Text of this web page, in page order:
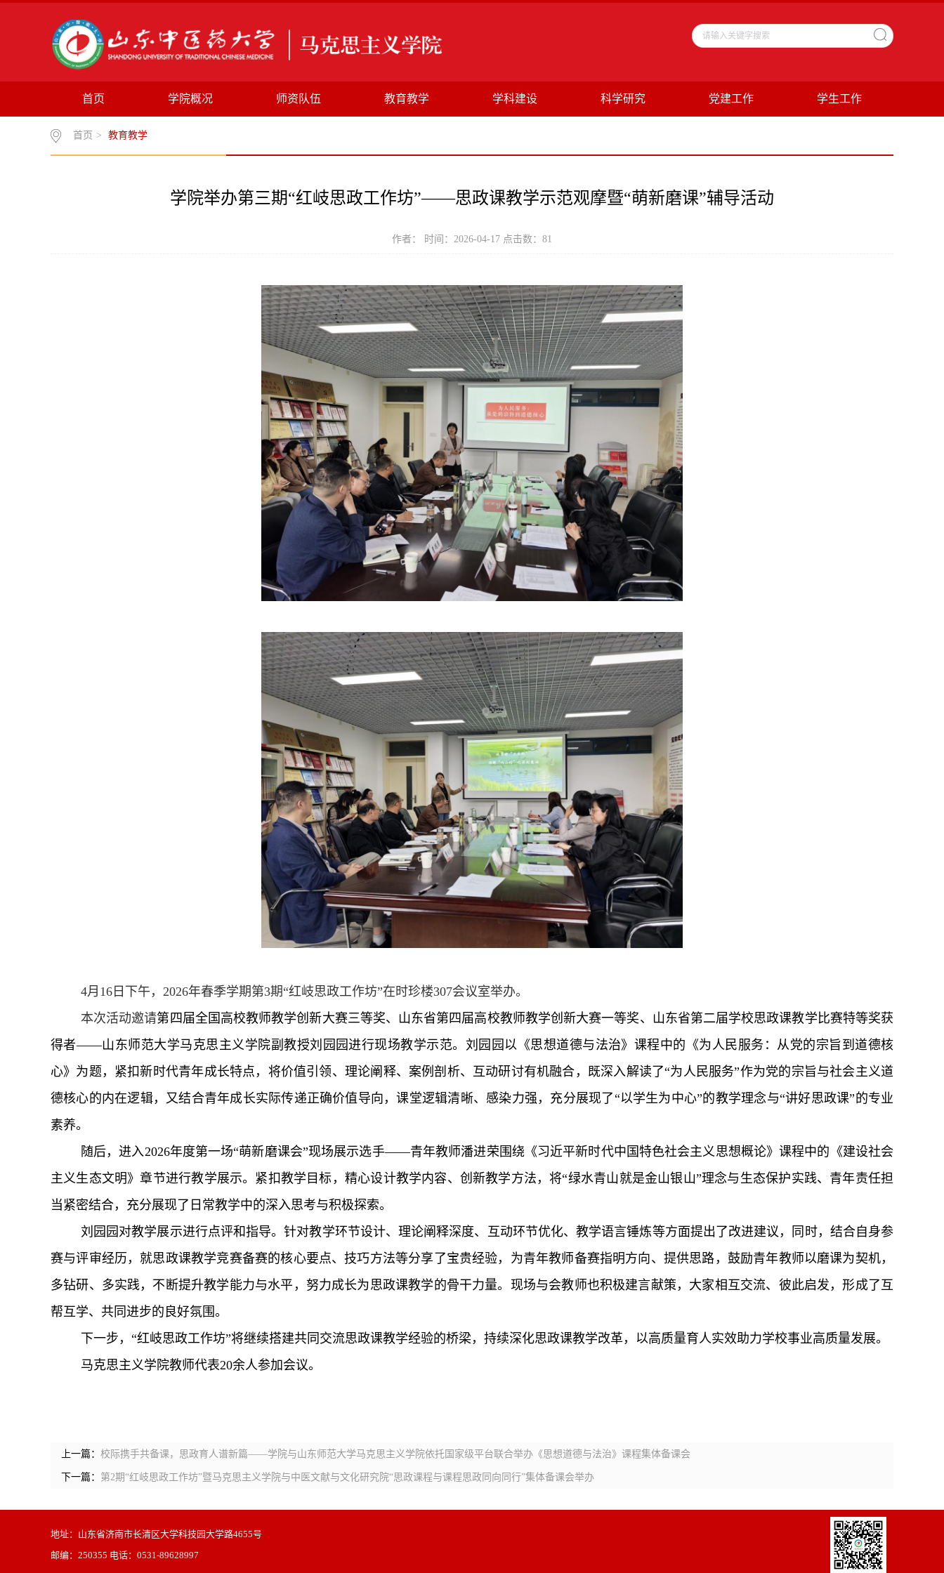
首页 学院概况 师资队伍 教育教学 学科建设 科学研究 党建工作 学生工作
首页 > 教育教学
学院举办第三期“红岐思政工作坊”——思政课教学示范观摩暨“萌新磨课”辅导活动
作者： 时间：2026-04-17 点击数： 81
4月16日下午，2026年春季学期第3期“红岐思政工作坊”在时珍楼307会议室举办。
本次活动邀请第四届全国高校教师教学创新大赛三等奖、山东省第四届高校教师教学创新大赛一等奖、山东省第二届学校思政课教学比赛特等奖获
得者——山东师范大学马克思主义学院副教授刘园园进行现场教学示范。刘园园以《思想道德与法治》课程中的《为人民服务：从党的宗旨到道德核
心》为题，紧扣新时代青年成长特点，将价值引领、理论阐释、案例剖析、互动研讨有机融合，既深入解读了“为人民服务”作为党的宗旨与社会主义道
德核心的内在逻辑，又结合青年成长实际传递正确价值导向，课堂逻辑清晰、感染力强，充分展现了“以学生为中心”的教学理念与“讲好思政课”的专业
素养。
随后，进入2026年度第一场“萌新磨课会”现场展示选手——青年教师潘进荣围绕《习近平新时代中国特色社会主义思想概论》课程中的《建设社会
主义生态文明》章节进行教学展示。紧扣教学目标，精心设计教学内容、创新教学方法，将“绿水青山就是金山银山”理念与生态保护实践、青年责任担
当紧密结合，充分展现了日常教学中的深入思考与积极探索。
刘园园对教学展示进行点评和指导。针对教学环节设计、理论阐释深度、互动环节优化、教学语言锤炼等方面提出了改进建议，同时，结合自身参
赛与评审经历，就思政课教学竞赛备赛的核心要点、技巧方法等分享了宝贵经验，为青年教师备赛指明方向、提供思路，鼓励青年教师以磨课为契机，
多钻研、多实践，不断提升教学能力与水平，努力成长为思政课教学的骨干力量。现场与会教师也积极建言献策，大家相互交流、彼此启发，形成了互
帮互学、共同进步的良好氛围。
下一步，“红岐思政工作坊”将继续搭建共同交流思政课教学经验的桥梁，持续深化思政课教学改革，以高质量育人实效助力学校事业高质量发展。
马克思主义学院教师代表20余人参加会议。
上一篇： 校际携手共备课，思政育人谱新篇——学院与山东师范大学马克思主义学院依托国家级平台联合举办《思想道德与法治》课程集体备课会
下一篇： 第2期“红岐思政工作坊”暨马克思主义学院与中医文献与文化研究院“思政课程与课程思政同向同行”集体备课会举办
地址：山东省济南市长清区大学科技园大学路4655号
邮编：250355 电话：0531-89628997